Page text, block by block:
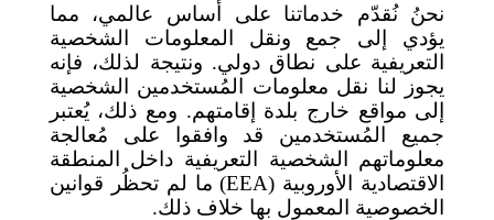
نحنُ نُقدّم خدماتنا على أساس عالمي، مما
يؤدي إلى جمع ونقل المعلومات الشخصية
التعريفية على نطاق دولي. ونتيجة لذلك، فإنه
يجوز لنا نقل معلومات المُستخدمين الشخصية
إلى مواقع خارج بلدة إقامتهم. ومع ذلك، يُعتبر
جميع المُستخدمين قد وافقوا على مُعالجة
معلوماتهم الشخصية التعريفية داخل المنطقة
الاقتصادية الأوروبية (EEA
) ما لم تحظُر قوانين
الخصوصية المعمول بها خلاف ذلك.